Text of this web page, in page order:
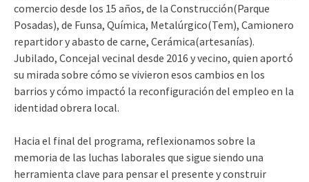
comercio desde los 15 años, de la Construcción(Parque
Posadas), de Funsa, Química, Metalúrgico(Tem), Camionero
repartidor y abasto de carne, Cerámica(artesanías).
Jubilado, Concejal vecinal desde 2016 y vecino, quien aportó
su mirada sobre cómo se vivieron esos cambios en los
barrios y cómo impactó la reconfiguración del empleo en la
identidad obrera local.
Hacia el final del programa, reflexionamos sobre la
memoria de las luchas laborales que sigue siendo una
herramienta clave para pensar el presente y construir